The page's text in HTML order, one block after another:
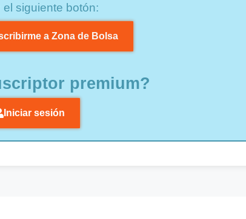
el siguiente botón:
a Zona de Bolsa
premium?
Iniciar sesión